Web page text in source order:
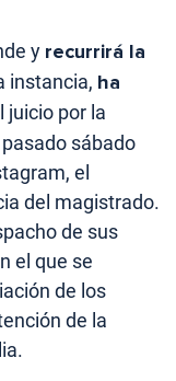
y recurrirá la
instancia, ha
juicio por la
sábado
el
del magistrado.
de sus
el que se
de los
de la